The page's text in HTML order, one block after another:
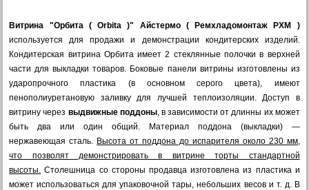
Витрина "Орбита ( Orbita )" Айстермо ( Ремхладомонтаж РХМ )
используется для продажи и демонстрации кондитерских изделий.
Кондитерская витрина Орбита имеет 2 стеклянные полочки в верхней
части для выкладки товаров. Боковые панели витрины изготовлены из
ударопрочного пластика (в основном серого цвета), имеют
пенополиуретановую заливку для лучшей теплоизоляции. Доступ в
витрину через выдвижные поддоны, в зависимости от длинны их может
быть два или один общий. Материал поддона (выкладки) —
нержавеющая сталь. Высота от поддона до испарителя около 230 мм,
что позволят демонстрировать в витрине торты стандартной
высоты. Столешница со стороны продавца изготовлена из пластика и
может использоваться для упаковочной тары, небольших весов и т. д. В